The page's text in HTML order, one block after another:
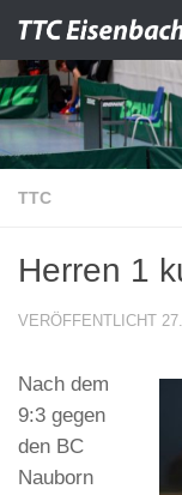
Zum Inhalt
TTC
Herren 1
VERÖFFENTLICHT
Nach dem
9:3 gegen
den BC
Nauborn